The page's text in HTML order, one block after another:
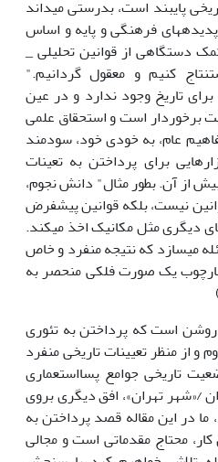
پایبند است، بدرستی می­داند
فرهنگی و پایه و اساس
دستگاهی از قوانین تحلیلی _
کنیم و معقول گردانیم."
عام، برای تاریخ وجود ندارد و در عین
برخوردار است و استحقاق علمی
عام، به خودی خود، سودمند
برای پرداختن به تعینات
از آن. بطور مثال" دانش نجوم،
نیست، بلکه قوانین پیش­فرض
دیگری مثل مکانیک اخذ می­کند.
می­سازد که نتیجه منفرد و خاص
یک صورت فلکی منحصر به
است که پرداختن به تئوری
از منظر تعیینات تاریخی منفرد
تاریخی جوامع پسااستعماری
/«شهر تهران»، افق دیگری بروی
ما در این مقاله قصد پرداختن به
محتاج مقدماتی است و مجالی